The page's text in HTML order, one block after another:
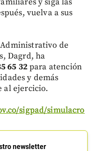
vuelva a sus
de
Dagrd, ha
65 32para atención
y demás
al ejercicio.
sigpad/simulacro
newsletter